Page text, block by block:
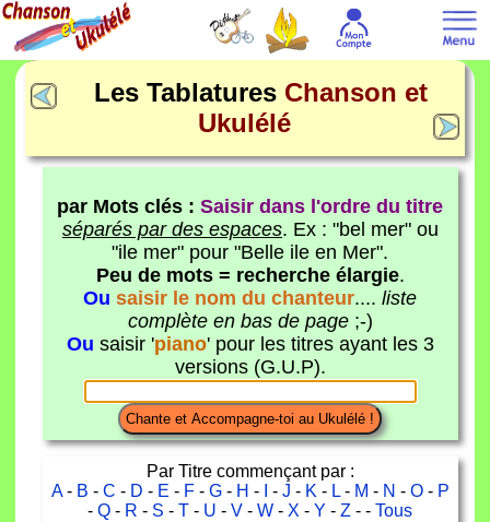
Les Tablatures Chanson et
Ukulélé
par Mots clés :Saisir dans l'ordre du titre
séparés par des espaces. Ex : "bel mer" ou
"ile mer" pour "Belle ile en Mer".
Peu de mots = recherche élargie.
Ou saisir le nom du chanteur....liste
complète en bas de page;-)
Ou saisir 'piano' pour les titres ayant les 3
versions (G.U.P).
Par Titre commençant par :
A- B - C - D - E - F- G- H - - J - K - L- M - N - O- P
-Q - R - S -T - U -V -W - X -Y -Z - -Tous